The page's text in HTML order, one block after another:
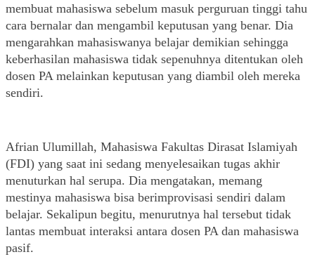
membuat mahasiswa sebelum masuk perguruan tinggi tahu
cara bernalar dan mengambil keputusan yang benar. Dia
mengarahkan mahasiswanya belajar demikian sehingga
keberhasilan mahasiswa tidak sepenuhnya ditentukan oleh
dosen PA melainkan keputusan yang diambil oleh mereka
sendiri.
Afrian Ulumillah, Mahasiswa Fakultas Dirasat Islamiyah
(FDI) yang saat ini sedang menyelesaikan tugas akhir
menuturkan hal serupa. Dia mengatakan, memang
mestinya mahasiswa bisa berimprovisasi sendiri dalam
belajar. Sekalipun begitu, menurutnya hal tersebut tidak
lantas membuat interaksi antara dosen PA dan mahasiswa
pasif.